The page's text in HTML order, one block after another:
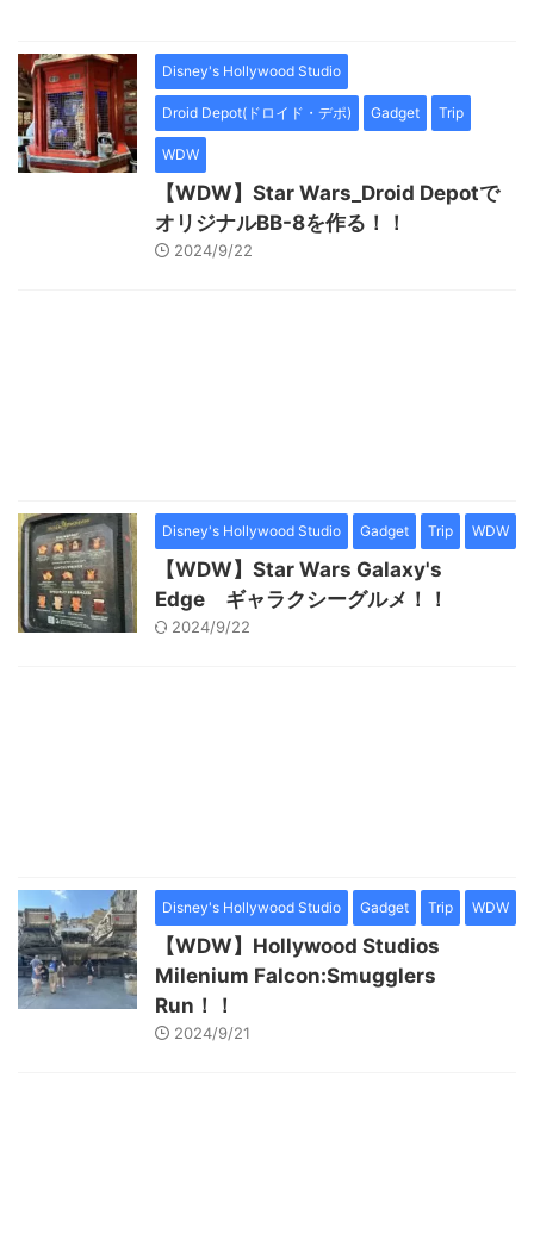
Disney's Hollywood Studio
Droid Depot(ドロイド・デポ) Gadget Trip
WDW
【WDW】Star Wars_Droid Depotで
オリジナルBB-8を作る！！
2024/9/22
Disney's Hollywood Studio Gadget Trip WDW
【WDW】Star Wars Galaxy's
Edge ギャラクシーグルメ！！
2024/9/22
Disney's Hollywood Studio Gadget Trip WDW
【WDW】Hollywood Studios
Milenium Falcon:Smugglers
Run！！
2024/9/21